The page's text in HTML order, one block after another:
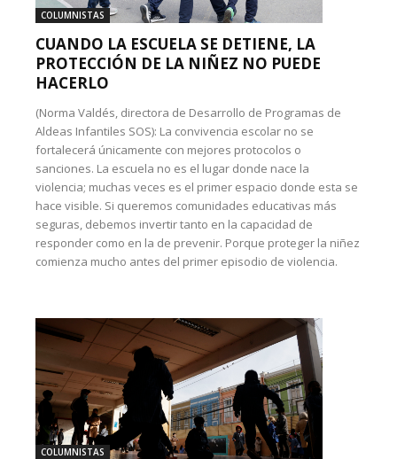
COLUMNISTAS
CUANDO LA ESCUELA SE DETIENE, LA
PROTECCIÓN DE LA NIÑEZ NO PUEDE
HACERLO
(Norma Valdés, directora de Desarrollo de Programas de
Aldeas Infantiles SOS): La convivencia escolar no se
fortalecerá únicamente con mejores protocolos o
sanciones. La escuela no es el lugar donde nace la
violencia; muchas veces es el primer espacio donde esta se
hace visible. Si queremos comunidades educativas más
seguras, debemos invertir tanto en la capacidad de
responder como en la de prevenir. Porque proteger la niñez
comienza mucho antes del primer episodio de violencia.
COLUMNISTAS